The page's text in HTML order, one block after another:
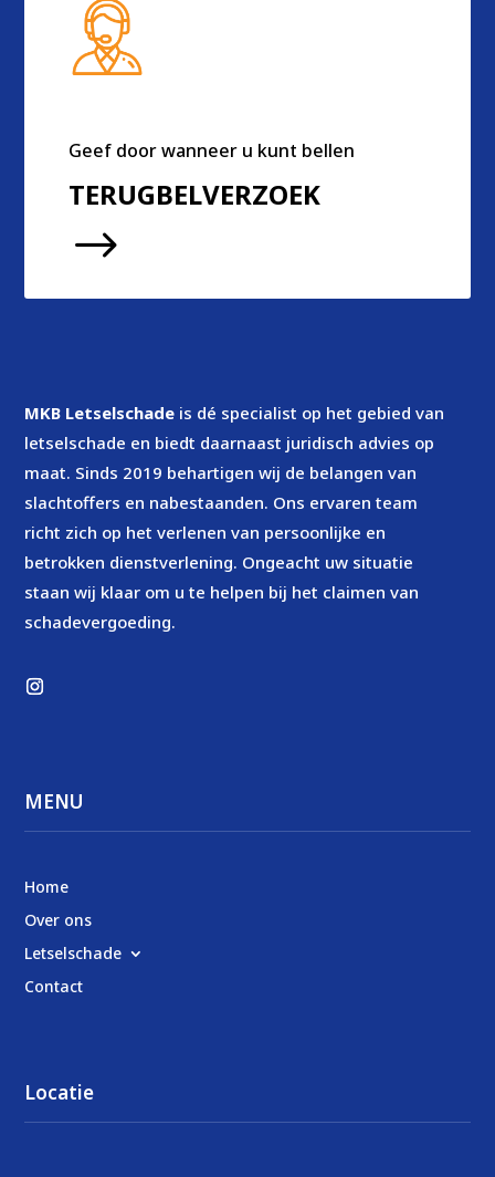
Geef door wanneer u kunt bellen
TERUGBELVERZOEK
$
MKB Letselschade is dé specialist op het gebied van
letselschade en biedt daarnaast juridisch advies op
maat. Sinds 2019 behartigen wij de belangen van
slachtoffers en nabestaanden. Ons ervaren team
richt zich op het verlenen van persoonlijke en
betrokken dienstverlening. Ongeacht uw situatie
staan wij klaar om u te helpen bij het claimen van
schadevergoeding.
MENU
Home
Over ons
Letselschade
Contact
Locatie